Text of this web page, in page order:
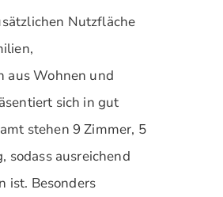
Nutzfläche
aus Wohnen und
sich in gut
stehen 9 Zimmer, 5
sodass ausreichend
ist. Besonders